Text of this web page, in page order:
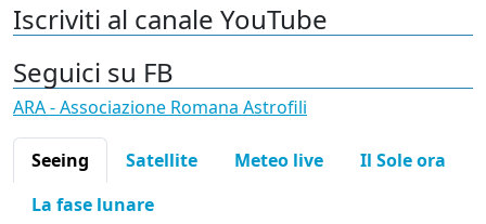
Iscriviti al canale YouTube
Seguici su FB
ARA - Associazione Romana Astrofili
Seeing Satellite Meteo live
Il Sole ora
La fase lunare